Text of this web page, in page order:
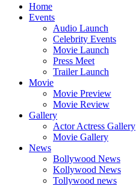
Home
Events
Audio Launch
Celebrity Events
Movie Launch
Press Meet
Trailer Launch
Movie
Movie Preview
Movie Review
Gallery
Actor Actress Gallery
Movie Gallery
News
Bollywood News
Kollywood News
Tollywood news